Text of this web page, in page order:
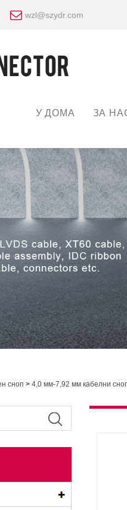
wzl@szydr.com
У ДОМА ЗА
сноп > 4,0 мм-7,92 мм кабелни